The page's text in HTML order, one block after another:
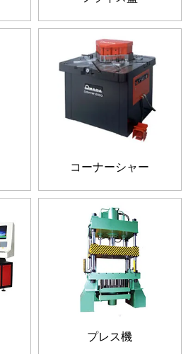
コーナーシャー
プレス機